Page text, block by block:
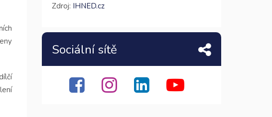
Zdroj: IHNED.cz
Sociální sítě